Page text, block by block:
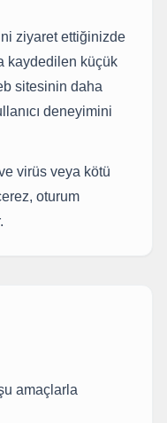
ziyaret ettiğinizde
kaydedilen küçük
sitesinin daha
deneyimini
virüs veya kötü
oturum
amaçlarla